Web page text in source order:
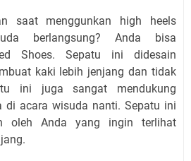
saat menggunkan high heels
berlangsung? Anda bisa
Shoes. Sepatu ini didesain
kaki lebih jenjang dan tidak
ini juga sangat mendukung
di acara wisuda nanti. Sepatu ini
oleh Anda yang ingin terlihat